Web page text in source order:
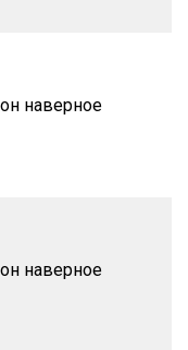
наверное
наверное